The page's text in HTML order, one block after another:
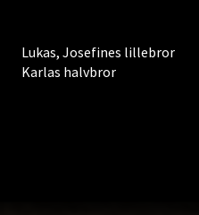
Lukas, Josefines lillebror
Karlas halvbror